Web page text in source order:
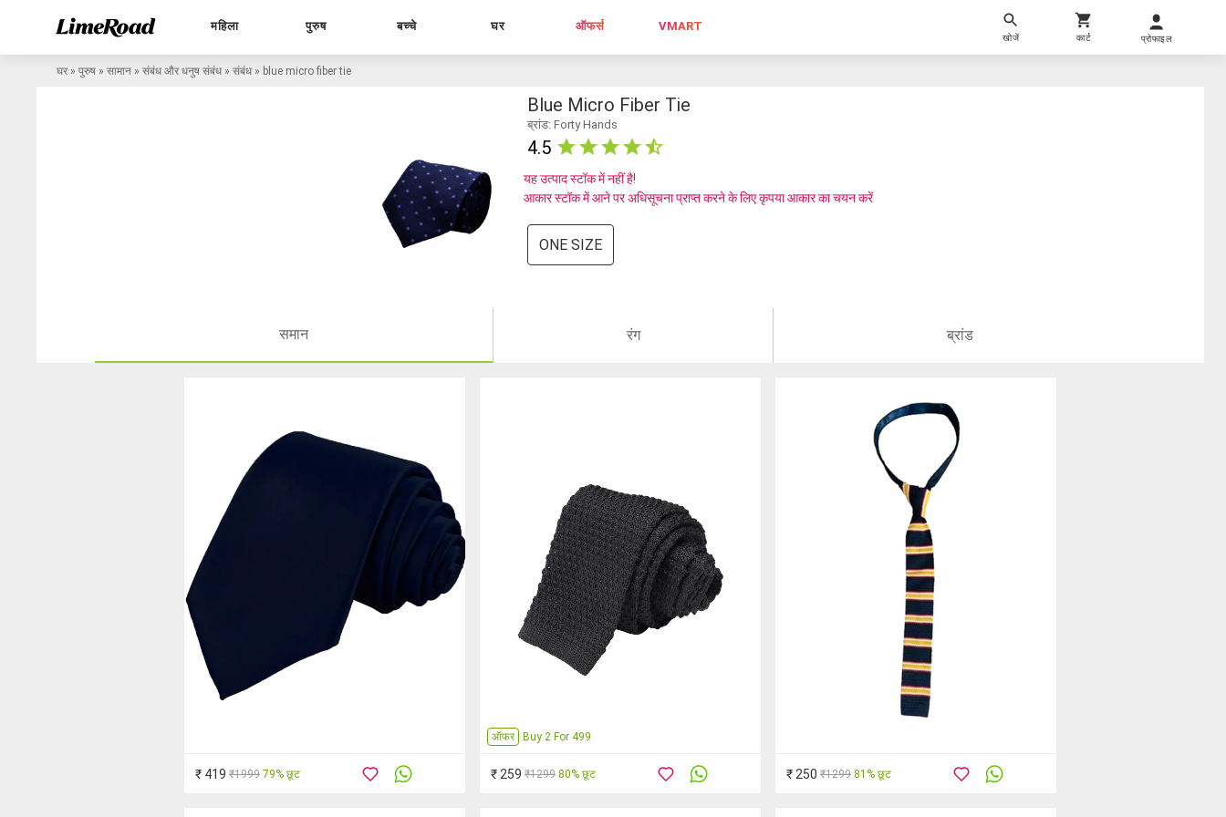
महिला पुरुष बच्चे घर ऑफर्स VMART
खोजें कार्ट प्रोफाइल
घर » पुरुष » सामान » संबंध और धनुष संबंध » संबंध » blue micro fiber tie
Blue Micro Fiber Tie
ब्रांड: Forty Hands
4.5
यह उत्पाद स्टॉक में नहीं है!
आकार स्टॉक में आने पर अधिसूचना प्राप्त करने के लिए कृपया आकार का चयन करें
ONE SIZE
समान रंग ब्रांड
₹ 419 ₹1999 79% छूट
ऑफर Buy 2 For 499
₹ 259 ₹1299 80% छूट ₹ 250 ₹1299 81% छूट